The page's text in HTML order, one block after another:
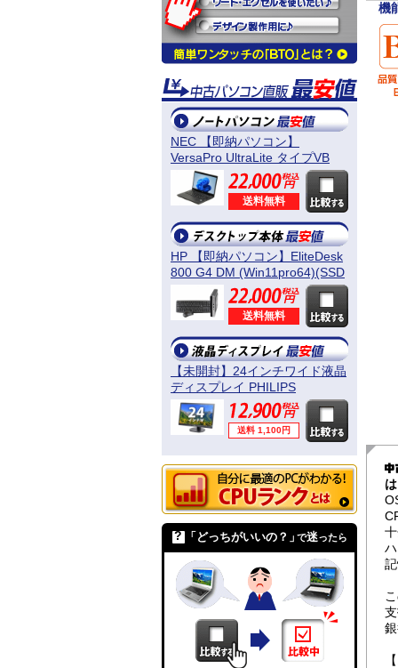
NEC 【即納パソコン】
VersaPro UltraLite タイプVB
(Win11pro64) 5N8
送料無料
HP 【即納パソコン】EliteDesk
800 G4 DM (Win11pro64)(SSD
新品) 5D8
送料無料
【未開封】24インチワイド液晶
ディスプレイ PHILIPS
241B4LPYCB/11
送料 1,100円
「どっちがいいの？」で迷ったら
機